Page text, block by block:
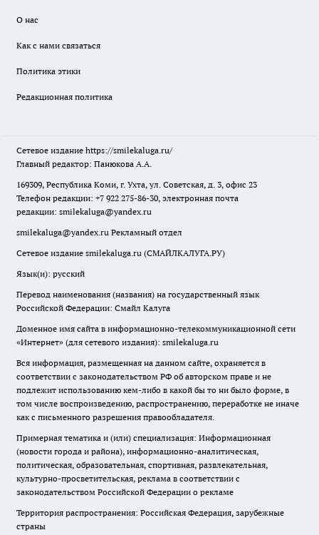
О нас
Как с нами связаться
Политика этики
Редакционная политика
Сетевое издание https://smilekaluga.ru/
Главный редактор: Панюкова А.А.
169309, Республика Коми, г. Ухта, ул. Советская, д. 3, офис 23
Телефон редакции: +7 922 275-86-30, электронная почта
редакции: smilekaluga@yandex.ru
smilekaluga@yandex.ru Рекламный отдел
Сетевое издание smilekaluga.ru (СМАЙЛКАЛУГА.РУ)
Язык(и): русский
Перевод наименования (названия) на государственный язык
Российской Федерации: Смайл Калуга
Доменное имя сайта в информационно-телекоммуникационной сети
«Интернет» (для сетевого издания): smilekaluga.ru
Вся информация, размещенная на данном сайте, охраняется в
соответствии с законодательством РФ об авторском праве и не
подлежит использованию кем-либо в какой бы то ни было форме, в
том числе воспроизведению, распространению, переработке не иначе
как с письменного разрешения правообладателя.
Примерная тематика и (или) специализация: Информационная
(новости города и района), информационно-аналитическая,
политическая, образовательная, спортивная, развлекательная,
культурно-просветительская, реклама в соответствии с
законодательством Российской Федерации о рекламе
Территория распространения: Российская Федерация, зарубежные
страны